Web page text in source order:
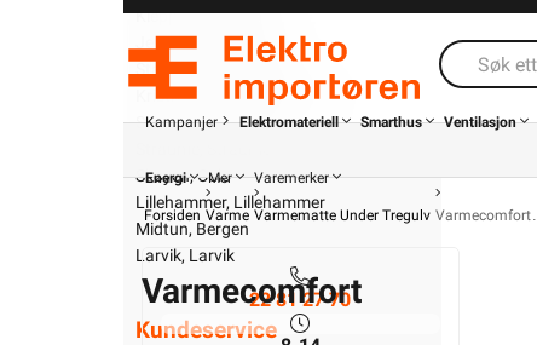
Klepp, Jærhagen
Jessheim, Jessheim
Kristiansund, Kristiansund
Strømsø, Drammen
Skøyen, Oslo
Lillehammer, Lillehammer
Midtun, Bergen
Larvik, Larvik
Kundeservice
Kampanjer Elektromateriell Smarthus Ventilasjon
Energi Mer Varemerker
Forsiden Varme Varmematte Under Tregulv Varmecomfort
22 81 27 70
Varmecomfort